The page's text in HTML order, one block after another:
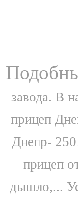
завода. В
прицеп
Днепр-
прицеп
дышло,...